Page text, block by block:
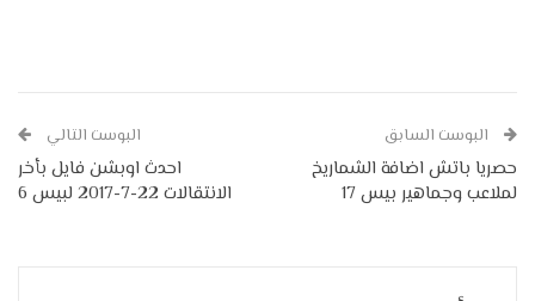
البوست السابق
حصريا باتش اضافة الشماريخ
لملاعب وجماهير بيس 17
البوست التالي
احدث اوبشن فايل بأخر
الانتقالات 22-7-2017 لبيس 6